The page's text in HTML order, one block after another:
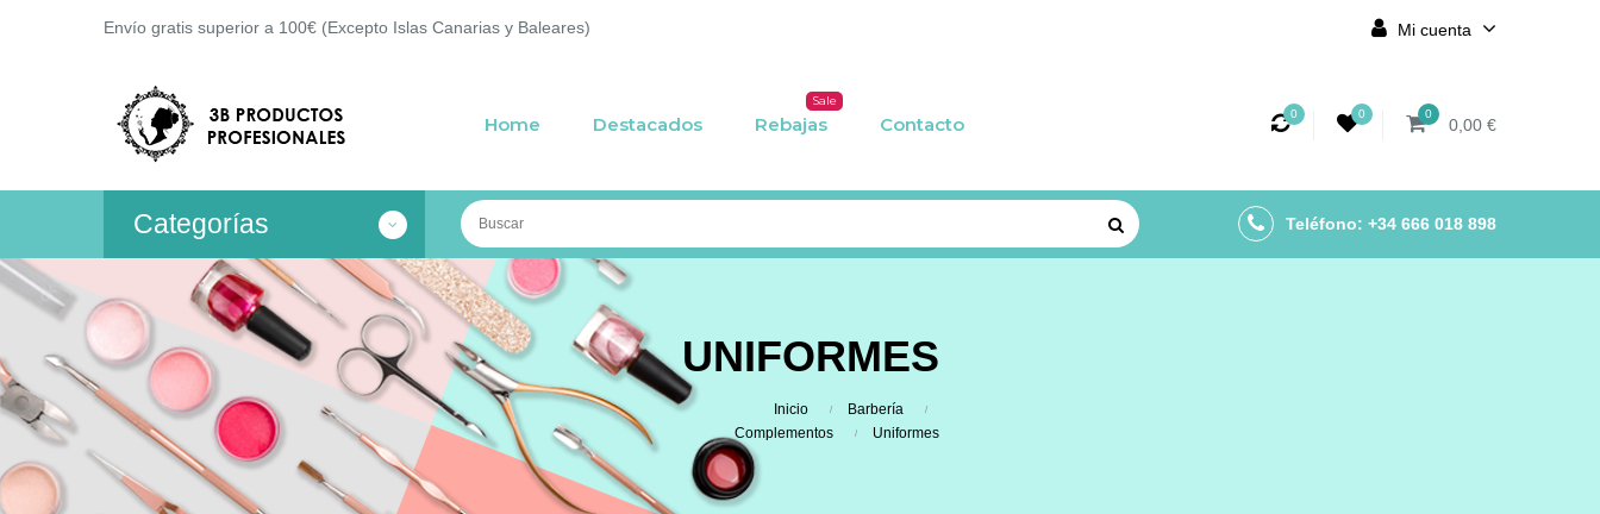
Envío gratis superior a 100€ (Excepto Islas Canarias y Baleares) Mi cuenta
Home Destacados Rebajas
Sale
Contacto 0 0 0
0,00 €
Categorías Teléfono: +34 666 018 898
UNIFORMES
Inicio
Barbería
Complementos
Uniformes